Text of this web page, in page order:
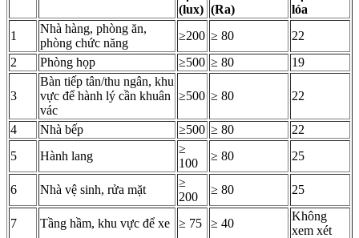
(lux) (Ra)
lóa
1
Nhà hàng, phòng ăn,
phòng chức năng
≥200 ≥ 80
22
2
Phòng họp ≥500 ≥ 80 19
3
Bàn tiếp tân/thu ngân, khu
vực để hành lý cần khuân
vác
≥500 ≥ 80 22
4 Nhà bếp ≥500 ≥ 80
22
5
Hành lang
≥
100
≥ 80 25
6 Nhà vệ sinh, rửa mặt
≥
200
≥ 80 25
7 Tầng hầm, khu vực để xe ≥ 75 ≥ 40
Không
xem xét